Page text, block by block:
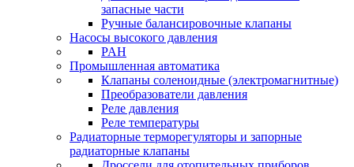
запасные части
Ручные балансировочные клапаны
Насосы высокого давления
PAH
Промышленная автоматика
Клапаны соленоидные (электромагнитные)
Преобразователи давления
Реле давления
Реле температуры
Радиаторные терморегуляторы и запорные
радиаторные клапаны